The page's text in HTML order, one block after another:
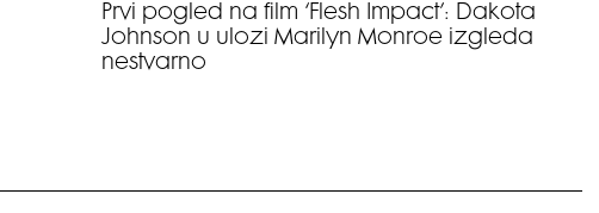
Prvi pogled na film ‘Flesh Impact’: Dakota
Johnson u ulozi Marilyn Monroe izgleda
nestvarno